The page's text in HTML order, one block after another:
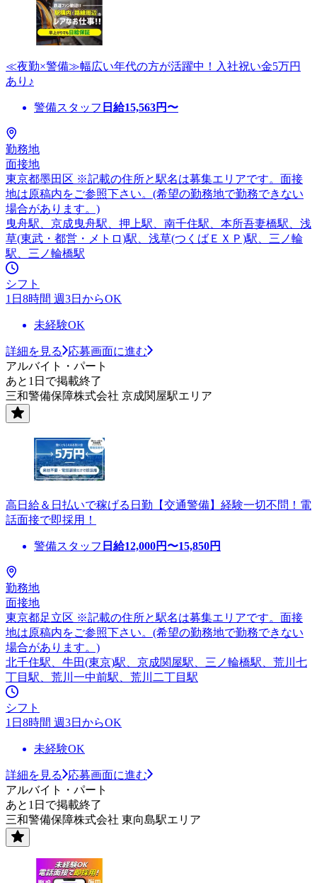
≪夜勤×警備≫幅広い年代の方が活躍中！入社祝い金5万円
あり♪
警備スタッフ 日給15,563円〜
勤務地
面接地
東京都墨田区 ※記載の住所と駅名は募集エリアです。面接
地は原稿内をご参照下さい。(希望の勤務地で勤務できない
場合があります。)
曳舟駅、京成曳舟駅、押上駅、南千住駅、本所吾妻橋駅、浅
草(東武・都営・メトロ)駅、浅草(つくばＥＸＰ)駅、三ノ輪
駅、三ノ輪橋駅
シフト
1日8時間 週3日からOK
未経験OK
詳細を見る
応募画面に進む
アルバイト・パート
あと1日で掲載終了
三和警備保障株式会社 京成関屋駅エリア
高日給＆日払いで稼げる日勤【交通警備】経験一切不問！電
話面接で即採用！
警備スタッフ 日給12,000円〜15,850円
勤務地
面接地
東京都足立区 ※記載の住所と駅名は募集エリアです。面接
地は原稿内をご参照下さい。(希望の勤務地で勤務できない
場合があります。)
北千住駅、牛田(東京)駅、京成関屋駅、三ノ輪橋駅、荒川七
丁目駅、荒川一中前駅、荒川二丁目駅
シフト
1日8時間 週3日からOK
未経験OK
詳細を見る
応募画面に進む
アルバイト・パート
あと1日で掲載終了
三和警備保障株式会社 東向島駅エリア